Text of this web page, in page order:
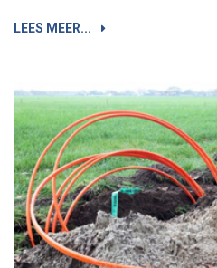
LEES MEER...